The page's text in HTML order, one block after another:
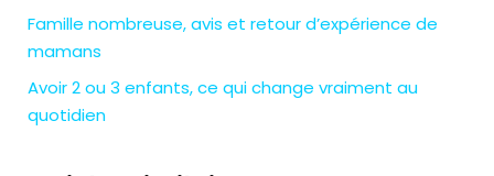
Famille nombreuse, avis et retour d’expérience de
mamans
Avoir 2 ou 3 enfants, ce qui change vraiment au
quotidien